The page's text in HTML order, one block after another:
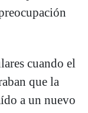
cuando el
que la
a un nuevo